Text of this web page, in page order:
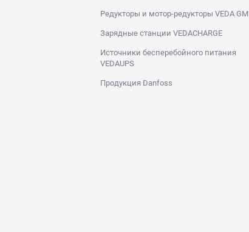
Редукторы и мотор-редукторы VEDA GM
Зарядные станции VEDACHARGE
Источники бесперебойного питания
VEDAUPS
Продукция Danfoss